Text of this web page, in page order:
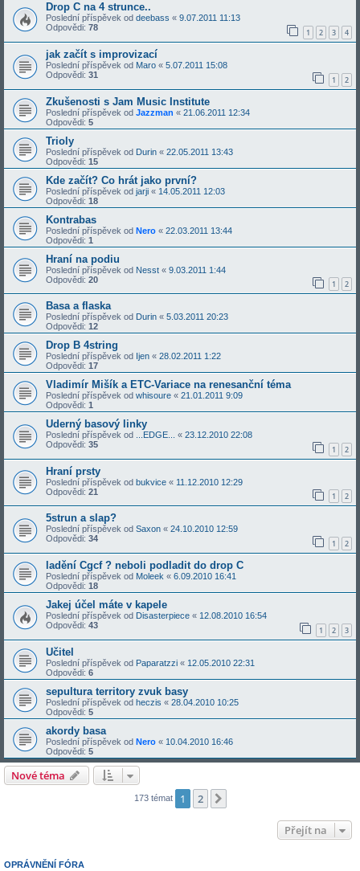
Drop C na 4 strunce..
Poslední příspěvek od deebass « 9.07.2011 11:13
Odpovědi: 78 1 2 3 4
jak začít s improvizací
Poslední příspěvek od Maro « 5.07.2011 15:08
Odpovědi: 31 1 2
Zkušenosti s Jam Music Institute
Poslední příspěvek od Jazzman « 21.06.2011 12:34
Odpovědi: 5
Trioly
Poslední příspěvek od Durin « 22.05.2011 13:43
Odpovědi: 15
Kde začít? Co hrát jako první?
Poslední příspěvek od jarji « 14.05.2011 12:03
Odpovědi: 18
Kontrabas
Poslední příspěvek od Nero « 22.03.2011 13:44
Odpovědi: 1
Hraní na podiu
Poslední příspěvek od Nesst « 9.03.2011 1:44
Odpovědi: 20 1 2
Basa a flaska
Poslední příspěvek od Durin « 5.03.2011 20:23
Odpovědi: 12
Drop B 4string
Poslední příspěvek od Ijen « 28.02.2011 1:22
Odpovědi: 17
Vladimír Mišík a ETC-Variace na renesanční téma
Poslední příspěvek od whisoure « 21.01.2011 9:09
Odpovědi: 1
Uderný basový linky
Poslední příspěvek od ...EDGE... « 23.12.2010 22:08
Odpovědi: 35 1 2
Hraní prsty
Poslední příspěvek od bukvice « 11.12.2010 12:29
Odpovědi: 21 1 2
5strun a slap?
Poslední příspěvek od Saxon « 24.10.2010 12:59
Odpovědi: 34 1 2
ladění Cgcf ? neboli podladit do drop C
Poslední příspěvek od Moleek « 6.09.2010 16:41
Odpovědi: 18
Jakej účel máte v kapele
Poslední příspěvek od Disasterpiece « 12.08.2010 16:54
Odpovědi: 43 1 2 3
Učitel
Poslední příspěvek od Paparatzzi « 12.05.2010 22:31
Odpovědi: 6
sepultura territory zvuk basy
Poslední příspěvek od heczis « 28.04.2010 10:25
Odpovědi: 5
akordy basa
Poslední příspěvek od Nero « 10.04.2010 16:46
Odpovědi: 5
Nové téma
173 témat 1 2
Přejít na
OPRÁVNĚNÍ FÓRA